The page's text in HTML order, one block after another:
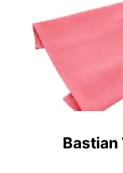
Bastian